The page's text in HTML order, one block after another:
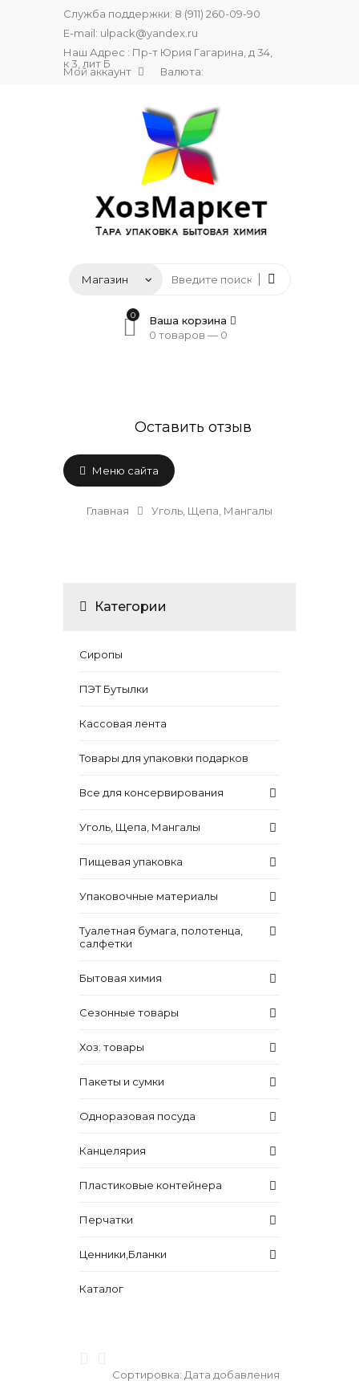
Служба поддержки: 8 (911) 260-09-90
E-mail: ulpack@yandex.ru
Наш Адрес : Пр-т Юрия Гагарина, д 34,
к 3, лит Б
Мой аккаунт Валюта:
0
Ваша корзина
0 товаров — 0
Оставить отзыв
Меню сайта
Главная Уголь, Щепа, Мангалы
Категории
Сиропы
ПЭТ Бутылки
Кассовая лента
Товары для упаковки подарков
Все для консервирования
Уголь, Щепа, Мангалы
Пищевая упаковка
Упаковочные материалы
Туалетная бумага, полотенца,
салфетки
Бытовая химия
Сезонные товары
Хоз. товары
Пакеты и сумки
Одноразовая посуда
Канцелярия
Пластиковые контейнера
Перчатки
Ценники,Бланки
Каталог
Сортировка: Дата добавления